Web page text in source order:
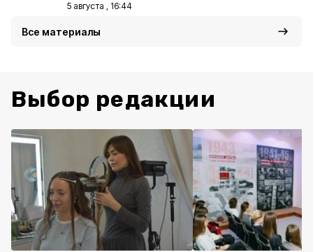
5 августа , 16:44
Все материалы
Выбор редакции